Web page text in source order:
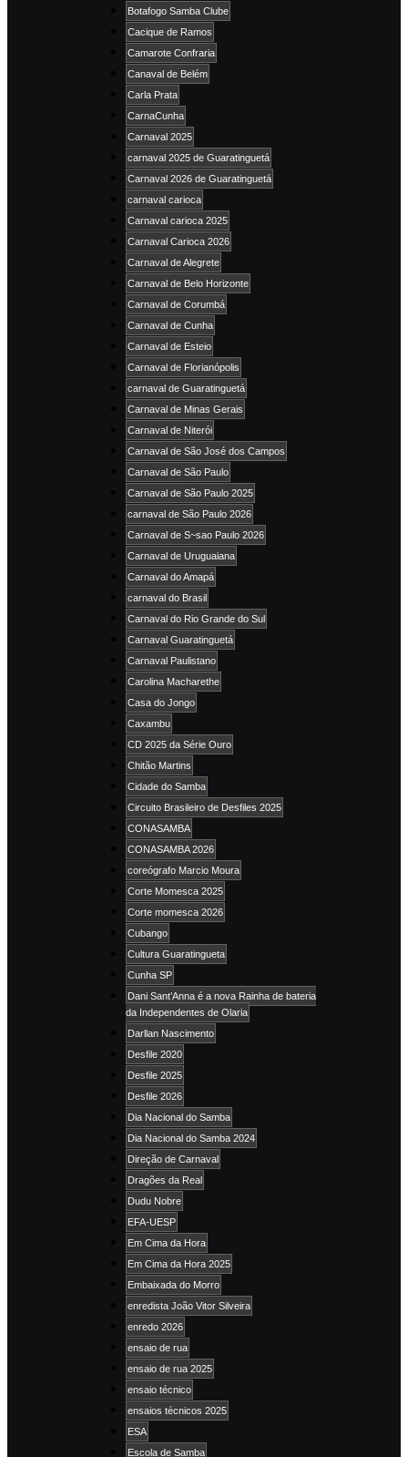
Botafogo Samba Clube
Cacique de Ramos
Camarote Confraria
Canaval de Belém
Carla Prata
CarnaCunha
Carnaval 2025
carnaval 2025 de Guaratinguetá
Carnaval 2026 de Guaratinguetá
carnaval carioca
Carnaval carioca 2025
Carnaval Carioca 2026
Carnaval de Alegrete
Carnaval de Belo Horizonte
Carnaval de Corumbá
Carnaval de Cunha
Carnaval de Esteio
Carnaval de Florianópolis
carnaval de Guaratinguetá
Carnaval de Minas Gerais
Carnaval de Niterói
Carnaval de São José dos Campos
Carnaval de São Paulo
Carnaval de São Paulo 2025
carnaval de São Paulo 2026
Carnaval de S~sao Paulo 2026
Carnaval de Uruguaiana
Carnaval do Amapá
carnaval do Brasil
Carnaval do Rio Grande do Sul
Carnaval Guaratinguetá
Carnaval Paulistano
Carolina Macharethe
Casa do Jongo
Caxambu
CD 2025 da Série Ouro
Chitão Martins
Cidade do Samba
Circuito Brasileiro de Desfiles 2025
CONASAMBA
CONASAMBA 2026
coreógrafo Marcio Moura
Corte Momesca 2025
Corte momesca 2026
Cubango
Cultura Guaratingueta
Cunha SP
Dani Sant’Anna é a nova Rainha de bateria
da Independentes de Olaria
Darllan Nascimento
Desfile 2020
Desfile 2025
Desfile 2026
Dia Nacional do Samba
Dia Nacional do Samba 2024
Direção de Carnaval
Dragões da Real
Dudu Nobre
EFA-UESP
Em Cima da Hora
Em Cima da Hora 2025
Embaixada do Morro
enredista João Vitor Silveira
enredo 2026
ensaio de rua
ensaio de rua 2025
ensaio técnico
ensaios técnicos 2025
ESA
Escola de Samba